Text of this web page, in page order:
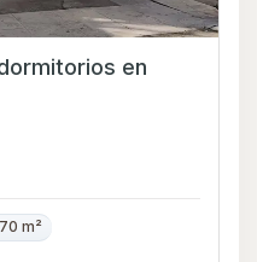
en
70 m²